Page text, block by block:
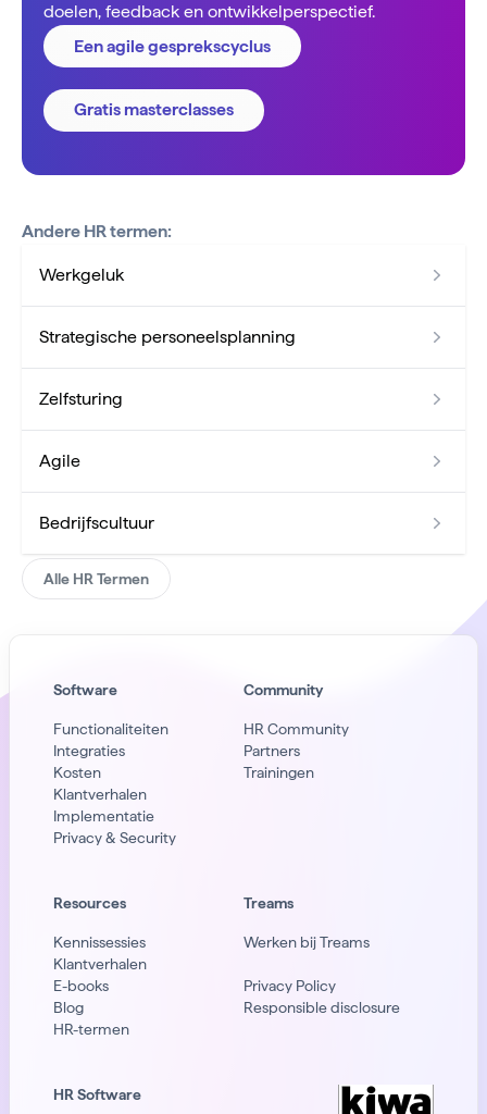
doelen, feedback en ontwikkelperspectief.
Een agile gesprekscyclus
Gratis masterclasses
Andere HR termen:
Werkgeluk
Strategische personeelsplanning
Zelfsturing
Agile
Bedrijfscultuur
Alle HR Termen
Software
Functionaliteiten
Integraties
Kosten
Klantverhalen
Implementatie
Privacy & Security
Community
HR Community
Partners
Trainingen
Resources
Kennissessies
Klantverhalen
E-books
Blog
HR-termen
Treams
Werken bij Treams
Privacy Policy
Responsible disclosure
HR Software